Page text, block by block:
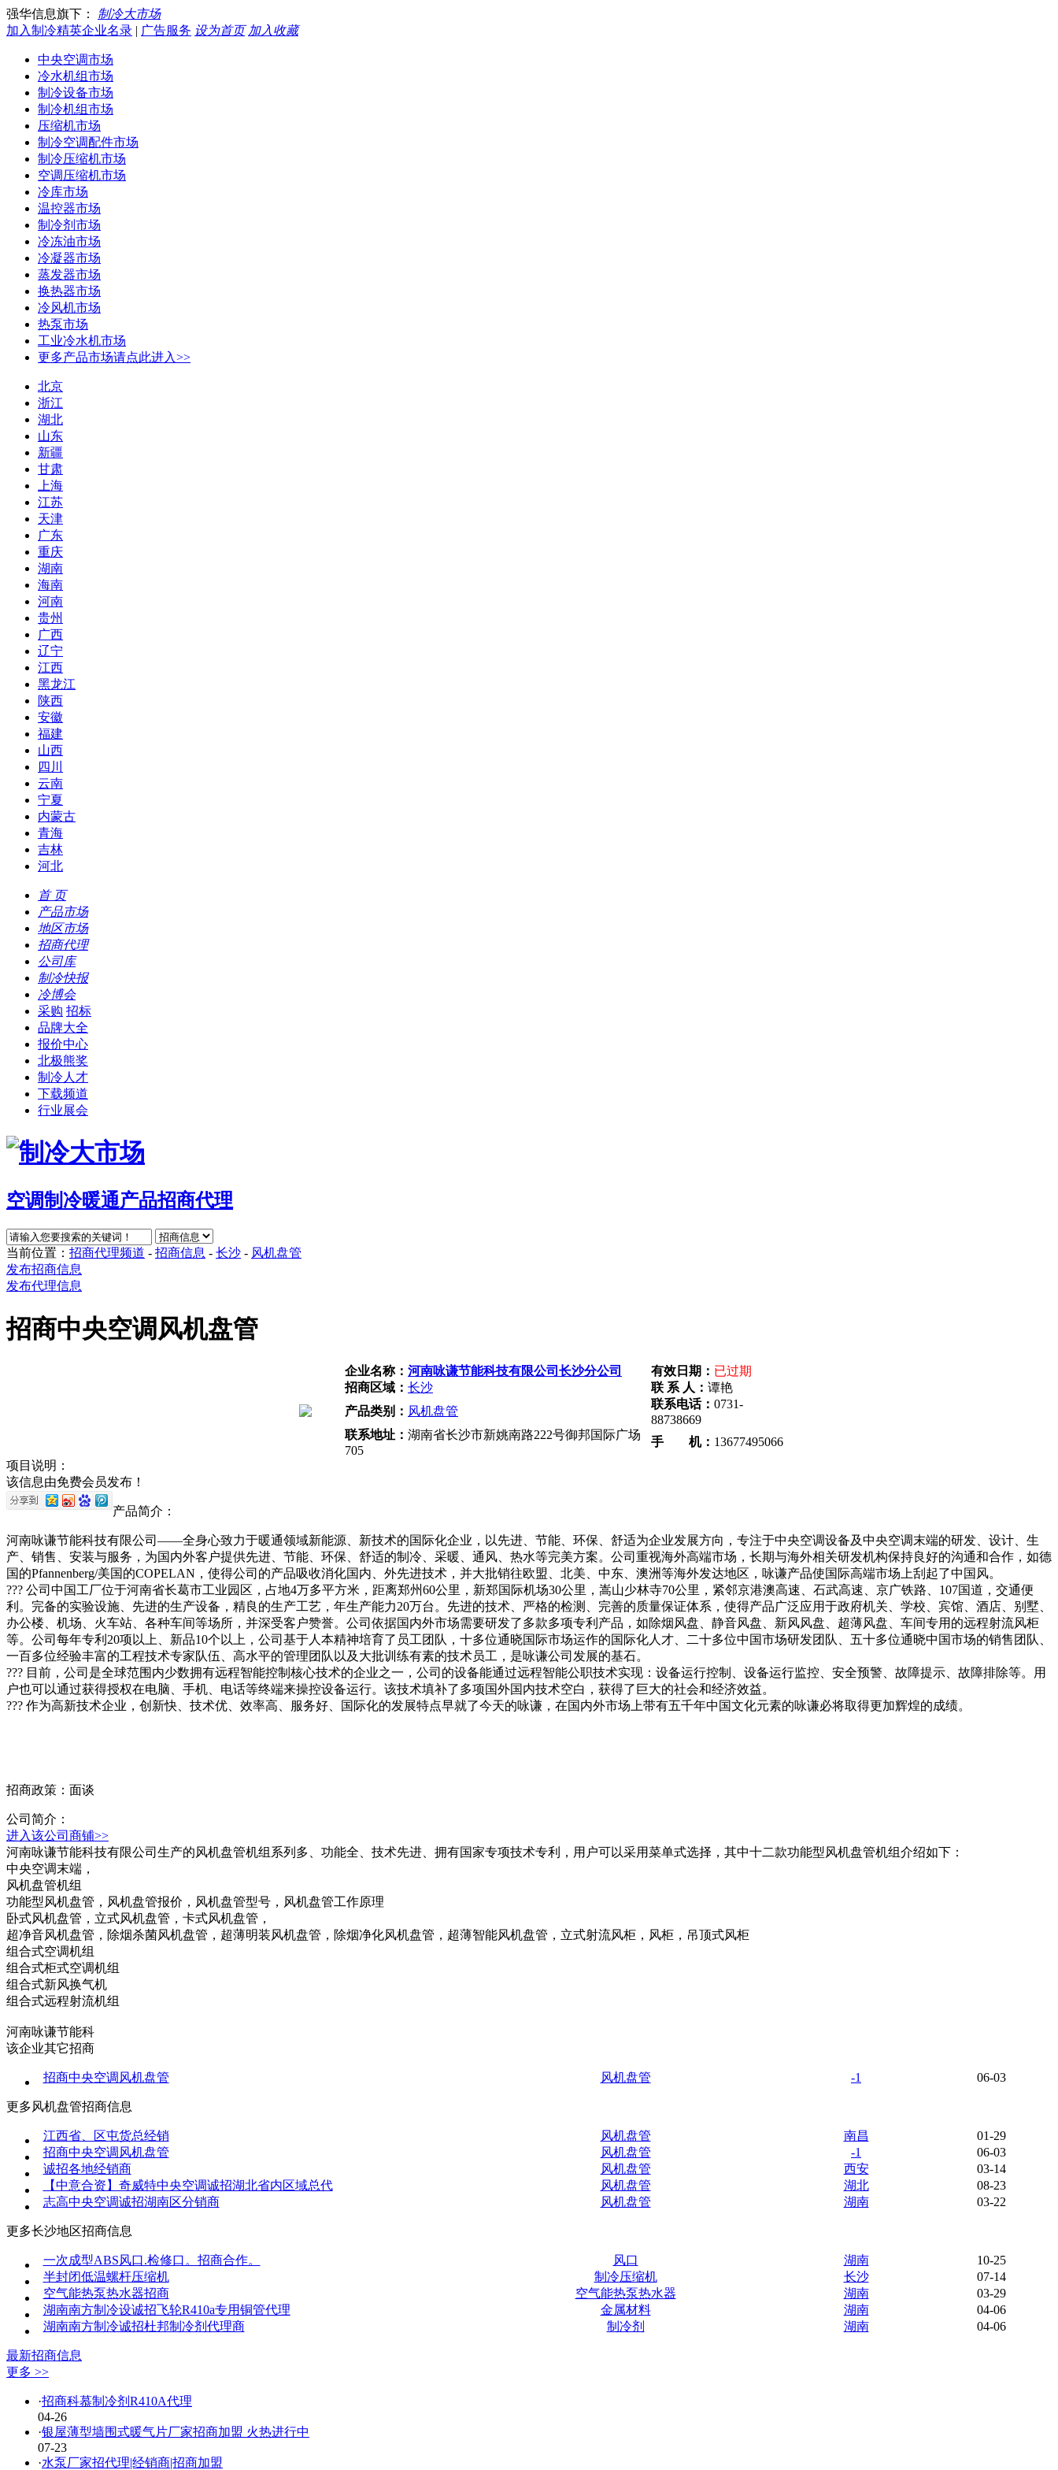
强华信息旗下：
制冷大市场
加入制冷精英企业名录 | 广告服务 设为首页 加入收藏
中央空调市场
冷水机组市场
制冷设备市场
制冷机组市场
压缩机市场
制冷空调配件市场
制冷压缩机市场
空调压缩机市场
冷库市场
温控器市场
制冷剂市场
冷冻油市场
冷凝器市场
蒸发器市场
换热器市场
冷风机市场
热泵市场
工业冷水机市场
更多产品市场请点此进入>>
北京
浙江
湖北
山东
新疆
甘肃
上海
江苏
天津
广东
重庆
湖南
海南
河南
贵州
广西
辽宁
江西
黑龙江
陕西
安徽
福建
山西
四川
云南
宁夏
内蒙古
青海
吉林
河北
首 页
产品市场
地区市场
招商代理
公司库
制冷快报
冷博会
采购 招标
品牌大全
报价中心
北极熊奖
制冷人才
下载频道
行业展会
空调制冷暖通产品招商代理
当前位置： 招商代理频道 - 招商信息 - 长沙 - 风机盘管
发布招商信息
发布代理信息
招商中央空调风机盘管
企业名称： 河南咏谦节能科技有限公司长沙分公司 有效日期： 已过期
招商区域： 长沙 联 系 人： 谭艳
产品类别： 风机盘管
联系电话： 0731-
88738669
联系地址： 湖南省长沙市新姚南路222号御邦国际广场
705
手 机： 13677495066
项目说明：
该信息由免费会员发布！
产品简介：
河南咏谦节能科技有限公司 ——全身心致力于暖通领域新能源、新技术的国际化企业，以先进、节能、环保、舒适为企业发展方向，专注于中央空调设备及中央空调末端的研发、设计、生
产、销售、安装与服务，为国内外客户提供先进、节能、环保、舒适的制冷、采暖、通风、热水等完美方案。公司重视海外高端市场，长期与海外相关研发机构保持良好的沟通和合作，如德
国的Pfannenberg/美国的COPELAN ，使得公司的产品吸收消化国内、外先进技术，并大批销往欧盟、北美、中东、澳洲等海外发达地区，咏谦产品使国际高端市场上刮起了中国风。
??? 公司中国工厂位于河南省长葛市工业园区，占地4万多平方米，距离郑州60公里，新郑国际机场30公里，嵩山少林寺70公里，紧邻京港澳高速、石武高速、京广铁路、 107国道，交通便
利。完备的实验设施、先进的生产设备，精良的生产工艺，年生产能力20万台。先进的技术、严格的检测、完善的质量保证体系，使得产品广泛应用于政府机关、学校、宾馆、酒店、别墅、
办公楼、机场、火车站、各种车间等场所，并深受客户赞誉。公司依据国内外市场需要研发了多款多项专利产品，如除烟风盘、静音风盘、新风风盘、超薄风盘、车间专用的远程射流风柜
等。公司每年专利 20项以上、新品10个以上，公司基于人本精神培育了员工团队，十多位通晓国际市场运作的国际化人才、二十多位中国市场研发团队、五十多位通晓中国市场的销售团队、
一百多位经验丰富的工程技术专家队伍、高水平的管理团队以及大批训练有素的技术员工，是咏谦公司发展的基石。
??? 目前，公司是全球范围内少数拥有远程智能控制核心技术的企业之一，公司的设备能通过远程智能公职技术实现：设备运行控制、设备运行监控、安全预警、故障提示、故障排除等。用
户也可以通过获得授权在电脑、手机、电话等终端来操控设备运行。该技术填补了多项国外国内技术空白，获得了巨大的社会和经济效益。
??? 作为高新技术企业，创新快、技术优、效率高、服务好、国际化的发展特点早就了今天的咏谦，在国内外市场上带有五千年中国文化元素的咏谦必将取得更加辉煌的成绩。
招商政策：面谈
公司简介：
进入该公司商铺>>
河南咏谦节能科技有限公司生产的风机盘管机组系列多、功能全、技术先进、拥有国家专项技术专利，用户可以采用菜单式选择，其中十二款功能型风机盘管机组介绍如下：
中央空调末端，
风机盘管机组
功能型风机盘管，风机盘管报价，风机盘管型号，风机盘管工作原理
卧式风机盘管，立式风机盘管，卡式风机盘管，
超净音风机盘管，除烟杀菌风机盘管，超薄明装风机盘管，除烟净化风机盘管，超薄智能风机盘管，立式射流风柜，风柜，吊顶式风柜
组合式空调机组
组合式柜式空调机组
组合式新风换气机
组合式远程射流机组
河南咏谦节能科
该企业其它招商
招商中央空调风机盘管 风机盘管 -1 06-03
更多风机盘管招商信息
江西省、区屯货总经销 风机盘管 南昌
01-29
招商中央空调风机盘管
风机盘管 -1
06-03
诚招各地经销商
风机盘管 西安
03-14
【中意合资】奇威特中央空调诚招湖北省内区域总代
风机盘管 湖北
08-23
志高中央空调诚招湖南区分销商
风机盘管 湖南 03-22
更多长沙地区招商信息
一次成型ABS风口.检修口。招商合作。 风口 湖南
10-25
半封闭低温螺杆压缩机
制冷压缩机 长沙
07-14
空气能热泵热水器招商
空气能热泵热水器 湖南
03-29
湖南南方制冷设诚招飞轮R410a专用铜管代理
金属材料 湖南
04-06
湖南南方制冷诚招杜邦制冷剂代理商
制冷剂 湖南 04-06
最新招商信息
更多 >>
·招商科慕制冷剂R410A代理
04-26
·银屋薄型墙围式暖气片厂家招商加盟 火热进行中
07-23
·水泵厂家招代理|经销商|招商加盟